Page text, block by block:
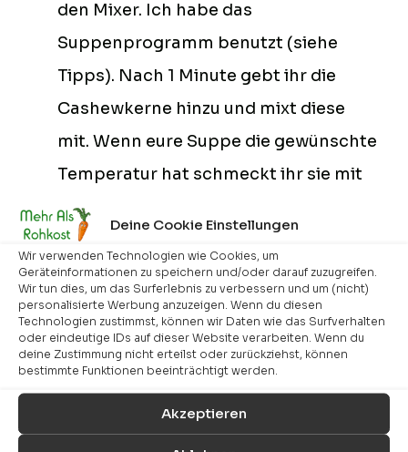
Deine Cookie Einstellungen
Wir verwenden Technologien wie Cookies, um
Geräteinformationen zu speichern und/oder darauf zuzugreifen.
Wir tun dies, um das Surferlebnis zu verbessern und um (nicht)
personalisierte Werbung anzuzeigen. Wenn du diesen
Technologien zustimmst, können wir Daten wie das Surfverhalten
oder eindeutige IDs auf dieser Website verarbeiten. Wenn du
deine Zustimmung nicht erteilst oder zurückziehst, können
bestimmte Funktionen beeinträchtigt werden.
Akzeptieren
den Mixer. Ich habe das
Suppenprogramm benutzt (siehe
Tipps). Nach 1 Minute gebt ihr die
Cashewkerne hinzu und mixt diese
mit. Wenn eure Suppe die gewünschte
Temperatur hat schmeckt ihr sie mit
Pfeffer und Salz ab und gebt das
Olivenöl hinzu. Alles noch einmal mit
der Pulse Taste kurz durch mixen und
servieren.
Guten Appetit!
Tipps und Tricks